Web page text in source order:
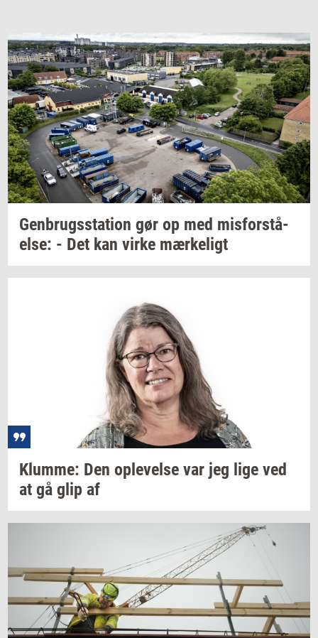
Gen­brugs­sta­tion gør op med mis­for­stå­
el­se: - Det kan virke mær­ke­ligt
Klum­me: Den op­le­vel­se var jeg lige ved
at gå glip af